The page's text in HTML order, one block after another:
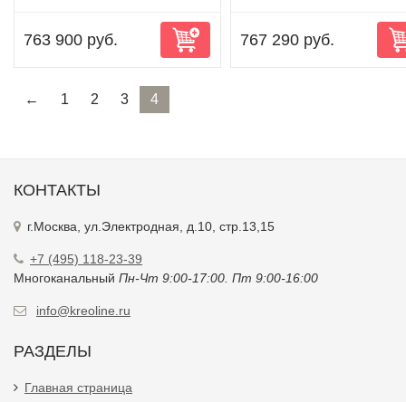
763 900 руб. 767 290 руб.
← 1 2 3 4
КОНТАКТЫ
г.Москва, ул.Электродная, д.10, стр.13,15
+7 (495) 118-23-39
Многоканальный Пн-Чт 9:00-17:00. Пт 9:00-16:00
info@kreoline.ru
РАЗДЕЛЫ
Главная страница